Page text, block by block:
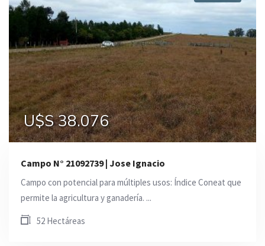
U$S 38.076
Campo N° 21092739 | Jose Ignacio
Campo con potencial para múltiples usos: Índice Coneat que
permite la agricultura y ganadería. ...
52 Hectáreas